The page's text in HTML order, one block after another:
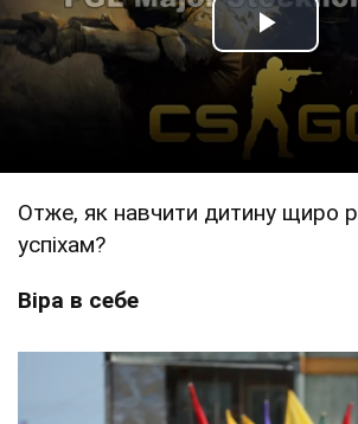
Play
Отже, як навчити дитину щиро
успіхам?
Віра в себе